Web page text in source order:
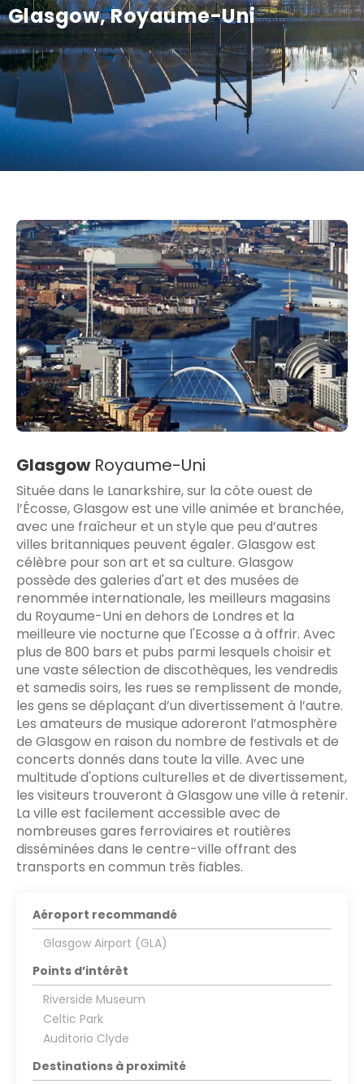
Glasgow, Royaume-Uni
GlasgowRoyaume-Uni
Située dans le Lanarkshire, sur la côte ouest de
l’Écosse, Glasgow est une ville animée et branchée,
avec une fraîcheur et un style que peu d’autres
villes britanniques peuvent égaler. Glasgow est
célèbre pour son art et sa culture. Glasgow
possède des galeries d'art et des musées de
renommée internationale, les meilleurs magasins
du Royaume-Uni en dehors de Londres et la
meilleure vie nocturne que l'Ecosse a à offrir. Avec
plus de 800 bars et pubs parmi lesquels choisir et
une vaste sélection de discothèques, les vendredis
et samedis soirs, les rues se remplissent de monde,
les gens se déplaçant d’un divertissement à l’autre.
Les amateurs de musique adoreront l’atmosphère
de Glasgow en raison du nombre de festivals et de
concerts donnés dans toute la ville. Avec une
multitude d'options culturelles et de divertissement,
les visiteurs trouveront à Glasgow une ville à retenir.
La ville est facilement accessible avec de
nombreuses gares ferroviaires et routières
disséminées dans le centre-ville offrant des
transports en commun très fiables.
Aéroport recommandé
Glasgow Airport (GLA)
Points d’intérêt
Riverside Museum
Celtic Park
Auditorio Clyde
Destinations à proximité